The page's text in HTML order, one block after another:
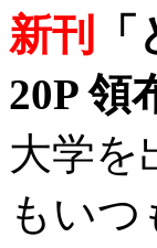
新刊
20P 領
大学を
もい